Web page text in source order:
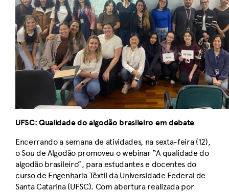
UFSC: Qualidade do algodão brasileiro em debate
Encerrando a semana de atividades, na sexta-feira (12),
o Sou de Algodão promoveu o webinar “A qualidade do
algodão brasileiro”, para estudantes e docentes do
curso de Engenharia Têxtil da Universidade Federal de
Santa Catarina (UFSC). Com abertura realizada por